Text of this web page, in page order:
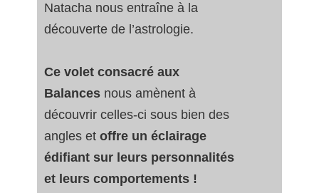
Natacha nous entraîne à la
découverte de l’astrologie.
Ce volet consacré aux
Balances nous amènent à
découvrir celles-ci sous bien des
angles et offre un éclairage
édifiant sur leurs personnalités
et leurs comportements !